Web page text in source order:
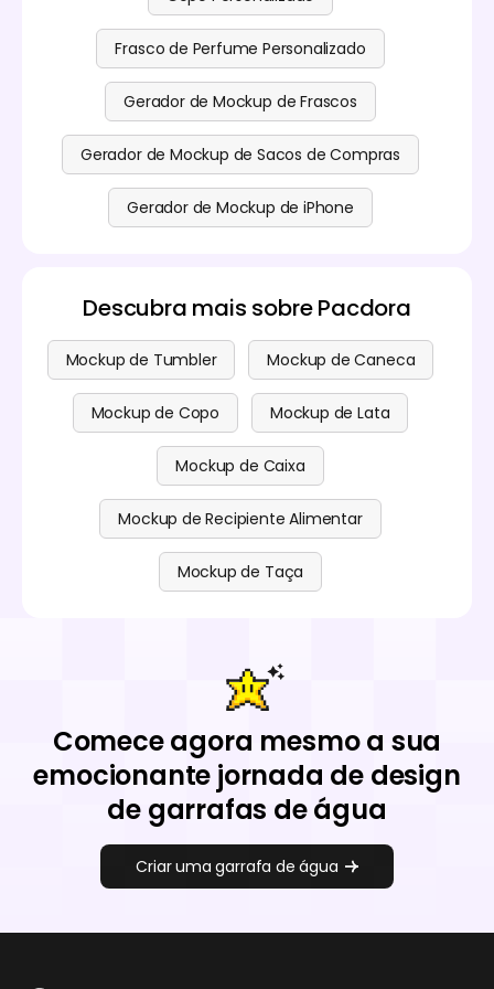
Frasco de Perfume Personalizado
Gerador de Mockup de Frascos
Gerador de Mockup de Sacos de Compras
Gerador de Mockup de iPhone
Descubra mais sobre Pacdora
Mockup de Tumbler Mockup de Caneca
Mockup de Copo Mockup de Lata
Mockup de Caixa
Mockup de Recipiente Alimentar
Mockup de Taça
Comece agora mesmo a sua
emocionante jornada de design
de garrafas de água
Criar uma garrafa de água